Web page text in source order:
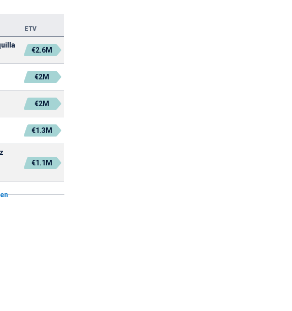
ETV
€2.6M
€2M
€2M
€1.3M
€1.1M